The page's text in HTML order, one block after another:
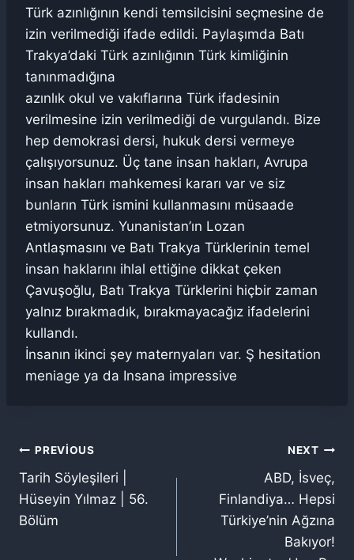
Türk azınlığının kendi temsilcisini seçmesine de
izin verilmediği ifade edildi. Paylaşımda Batı
Trakya’daki Türk azınlığının Türk kimliğinin
tanınmadığına
azınlık okul ve vakıflarına Türk ifadesinin
verilmesine izin verilmediği de vurgulandı. Bize
hep demokrasi dersi, hukuk dersi vermeye
çalışıyorsunuz. Üç tane insan hakları, Avrupa
insan hakları mahkemesi kararı var ve siz
bunların Türk ismini kullanmasını müsaade
etmiyorsunuz. Yunanistan’ın Lozan
Antlaşmasını ve Batı Trakya Türklerinin temel
insan haklarını ihlal ettiğine dikkat çeken
Çavuşoğlu, Batı Trakya Türklerini hiçbir zaman
yalnız bırakmadık, bırakmayacağız ifadelerini
kullandı.
İnsanın ikinci şey maternyaları var. Ş hesitation
meniage ya da Insana impressive
Yazı
gezinmesi
PREVIOUS
Tarih Söyleşileri |
Hüseyin Yılmaz | 56.
Bölüm
NEXT
ABD, İsveç,
Finlandiya… Hepsi
Türkiye’nin Ağzına
Bakıyor!